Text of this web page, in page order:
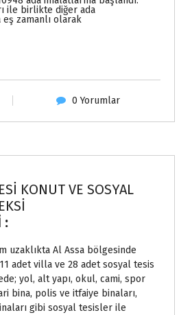
ile birlikte diğer ada
eş zamanlı olarak
0 Yorumlar
KONUT VE SOSYAL
:
uzaklıkta Al Assa bölgesinde
adet villa ve 28 adet sosyal tesis
yol, alt yapı, okul, cami, spor
bina, polis ve itfaiye binaları,
gibi sosyal tesisler ile